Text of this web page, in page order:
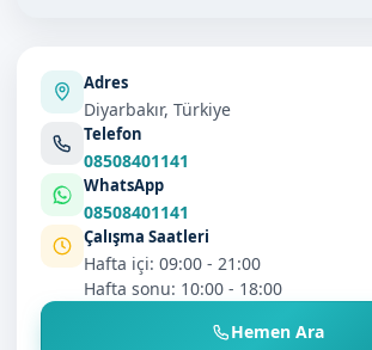
Adres
Diyarbakır, Türkiye
Telefon
08508401141
WhatsApp
08508401141
Çalışma Saatleri
Hafta içi: 09:00 - 21:00
Hafta sonu: 10:00 - 18:00
Hemen Ara